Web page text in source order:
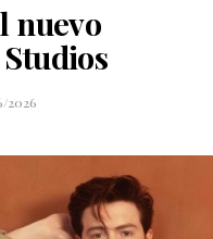
nuevo
2026